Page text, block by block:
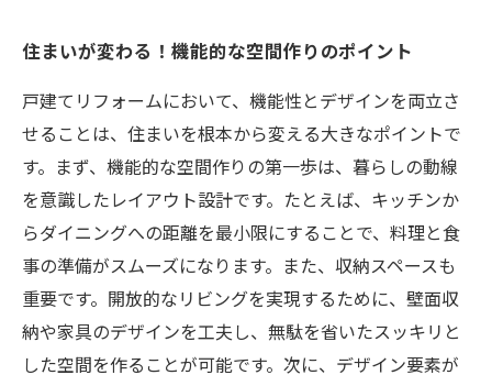
住まいが変わる！機能的な空間作りのポイント
戸建てリフォームにおいて、機能性とデザインを両立さ
せることは、住まいを根本から変える大きなポイントで
す。まず、機能的な空間作りの第一歩は、暮らしの動線
を意識したレイアウト設計です。たとえば、キッチンか
らダイニングへの距離を最小限にすることで、料理と食
事の準備がスムーズになります。また、収納スペースも
重要です。開放的なリビングを実現するために、壁面収
納や家具のデザインを工夫し、無駄を省いたスッキリと
した空間を作ることが可能です。次に、デザイン要素が